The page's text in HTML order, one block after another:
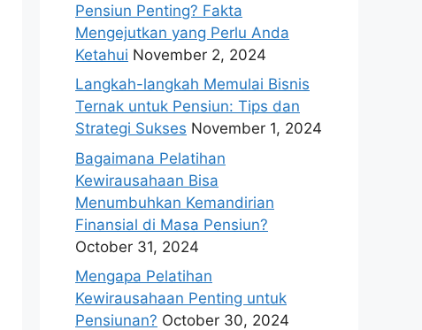
Pensiun Penting? Fakta
Mengejutkan yang Perlu Anda
Ketahui November 2, 2024
Langkah-langkah Memulai Bisnis
Ternak untuk Pensiun: Tips dan
Strategi Sukses November 1, 2024
Bagaimana Pelatihan
Kewirausahaan Bisa
Menumbuhkan Kemandirian
Finansial di Masa Pensiun?
October 31, 2024
Mengapa Pelatihan
Kewirausahaan Penting untuk
Pensiunan? October 30, 2024